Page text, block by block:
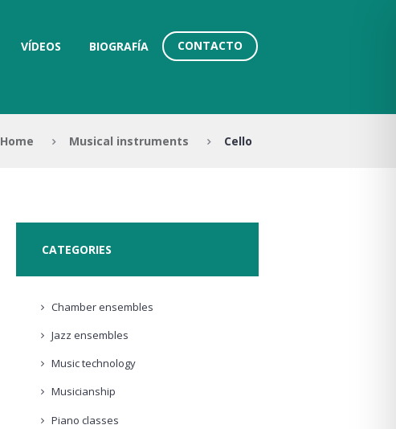
VÍDEOS BIOGRAFÍA CONTACTO
Home Musical instruments Cello
CATEGORIES
Chamber ensembles
Jazz ensembles
Music technology
Musicianship
Piano classes